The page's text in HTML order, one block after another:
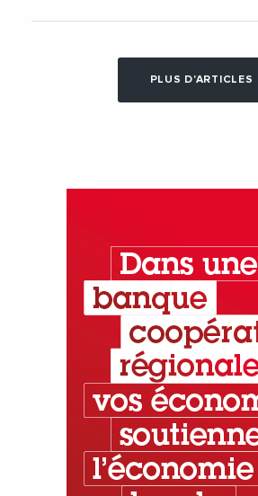
PLUS D'ARTICLES